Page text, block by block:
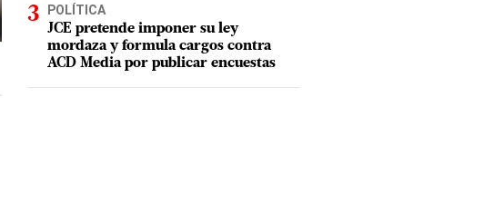
POLÍTICA
JCE pretende imponer su ley
mordaza y formula cargos contra
ACD Media por publicar encuestas